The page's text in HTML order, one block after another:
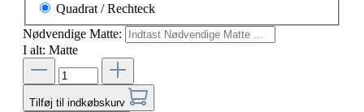
Quadrat / Rechteck
Nødvendige Matte:
I alt: Matte
Tilføj til indkøbskurv